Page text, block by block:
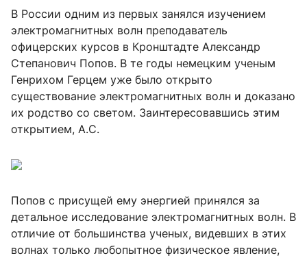
В России одним из первых занялся изучением
электромагнитных волн преподаватель
офицерских курсов в Кронштадте Александр
Степанович Попов. В те годы немецким ученым
Генрихом Герцем уже было открыто
существование электромагнитных волн и доказано
их родство со светом. Заинтересовавшись этим
открытием, А.С.
Попов с присущей ему энергией принялся за
детальное исследование электромагнитных волн. В
отличие от большинства ученых, видевших в этих
волнах только любопытное физическое явление,